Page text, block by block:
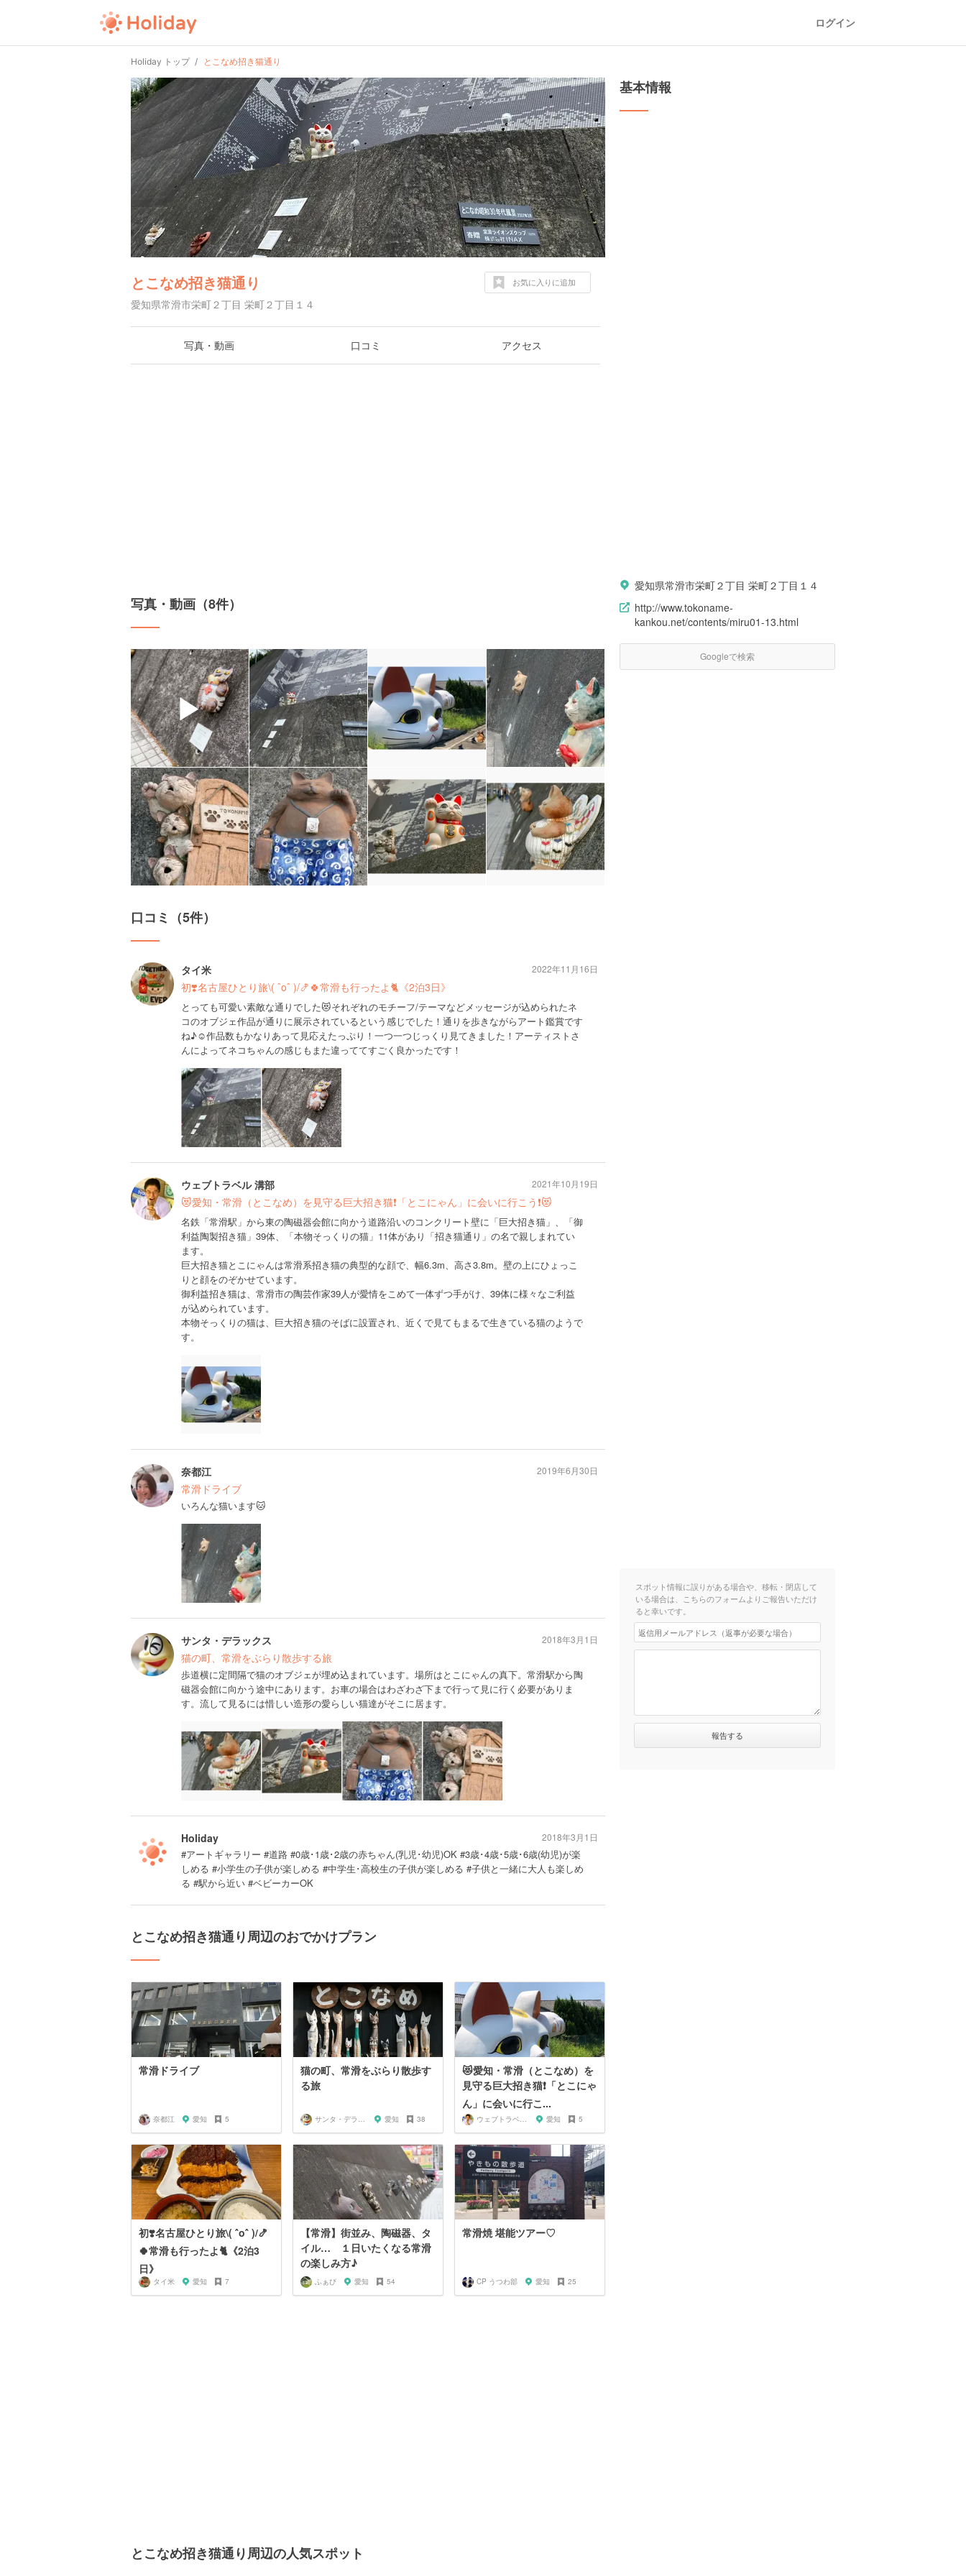
ログイン
Holiday トップ とこなめ招き猫通り
とこなめ招き猫通り
愛知県常滑市栄町２丁目 栄町２丁目１４
お気に入りに追加
写真・動画 口コミ アクセス
写真・動画（8件）
▶
口コミ（5件）
タイ米
初❣️名古屋ひとり旅\( ˆoˆ )/🍤🍀常滑も行ったよ🐈《2泊3日》
とっても可愛い素敵な通りでした😻それぞれのモチーフ/テーマなどメッセージが込められたネ
コのオブジェ作品が通りに展示されているという感じでした！通りを歩きながらアート鑑賞です
ね♪☺️作品数もかなりあって見応えたっぷり！一つ一つじっくり見てきました！アーティストさ
んによってネコちゃんの感じもまた違っててすごく良かったです！
2022年11月16日
ウェブトラベル 溝部
😻愛知・常滑（とこなめ）を見守る巨大招き猫❗️「とこにゃん」に会いに行こう❗️😻
名鉄「常滑駅」から東の陶磁器会館に向かう道路沿いのコンクリート壁に「巨大招き猫」、「御
利益陶製招き猫」39体、「本物そっくりの猫」11体があり「招き猫通り」の名で親しまれてい
ます。
巨大招き猫とこにゃんは常滑系招き猫の典型的な顔で、幅6.3m、高さ3.8m。壁の上にひょっこ
りと顔をのぞかせています。
御利益招き猫は、常滑市の陶芸作家39人が愛情をこめて一体ずつ手がけ、39体に様々なご利益
が込められています。
本物そっくりの猫は、巨大招き猫のそばに設置され、近くで見てもまるで生きている猫のようで
す。
2021年10月19日
奈都江
常滑ドライブ
いろんな猫います🐱
2019年6月30日
サンタ・デラックス
猫の町、常滑をぶらり散歩する旅
歩道横に定間隔で猫のオブジェが埋め込まれています。場所はとこにゃんの真下。常滑駅から陶
磁器会館に向かう途中にあります。お車の場合はわざわざ下まで行って見に行く必要がありま
す。流して見るには惜しい造形の愛らしい猫達がそこに居ます。
2018年3月1日
Holiday
#アートギャラリー #道路 #0歳･1歳･2歳の赤ちゃん(乳児･幼児)OK #3歳･4歳･5歳･6歳(幼児)が楽
しめる #小学生の子供が楽しめる #中学生･高校生の子供が楽しめる #子供と一緒に大人も楽しめ
る #駅から近い #ベビーカーOK
2018年3月1日
とこなめ招き猫通り周辺のおでかけプラン
常滑ドライブ
奈都江 愛知 5
猫の町、常滑をぶらり散歩す
る旅
サンタ・デラックス 愛知 38
😻愛知・常滑（とこなめ）を
見守る巨大招き猫❗️「とこにゃ
ん」に会いに行こ...
ウェブトラベル 溝部 愛知 5
初❣️名古屋ひとり旅\( ˆoˆ )/🍤
🍀常滑も行ったよ🐈《2泊3
日》
タイ米 愛知 7
【常滑】街並み、陶磁器、タ
イル… １日いたくなる常滑
の楽しみ方♪
ふぁび 愛知 54
常滑焼 堪能ツアー♡
CP うつわ部 愛知 25
とこなめ招き猫通り周辺の人気スポット
基本情報
愛知県常滑市栄町２丁目 栄町２丁目１４
http://www.tokoname-
kankou.net/contents/miru01-13.html
Googleで検索
スポット情報に誤りがある場合や、移転・閉店して
いる場合は、こちらのフォームよりご報告いただけ
ると幸いです。